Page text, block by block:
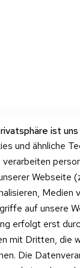
ist
und ähnliche
verarbeiten
Webseite
Medien
auf unsere
erfolgt erst
mit Dritten, die
Die
uns
zum
Wir